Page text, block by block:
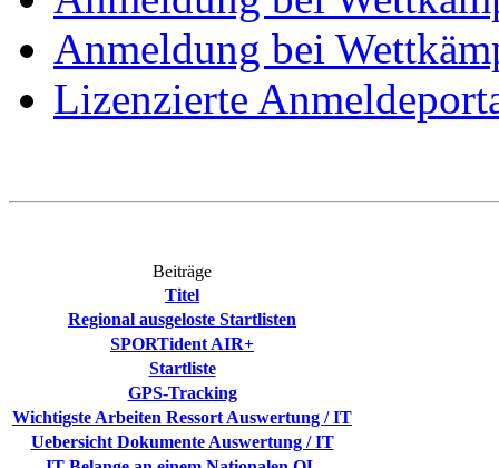
Anmeldung bei
Lizenzierte
Beiträge
Titel
Regional ausgeloste Startlisten
SPORTident AIR+
Startliste
GPS-Tracking
Wichtigste Arbeiten Ressort Auswertung / IT
Uebersicht Dokumente Auswertung / IT